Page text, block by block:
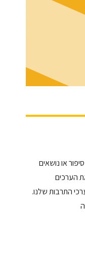
או נושאים
הערכים
התרבות שלנו.